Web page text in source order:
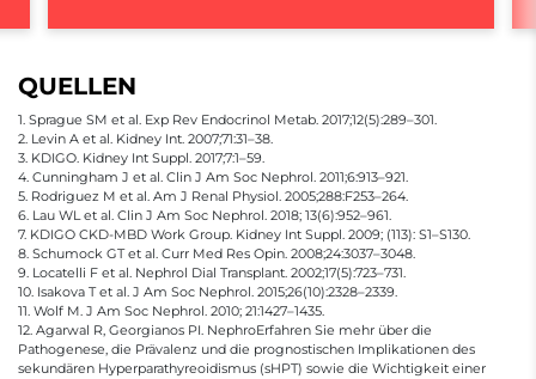
QUELLEN
1. Sprague SM et al. Exp Rev Endocrinol Metab. 2017;12(5):289–301.
2. Levin A et al. Kidney Int. 2007;71:31–38.
3. KDIGO. Kidney Int Suppl. 2017;7:1–59.
4. Cunningham J et al. Clin J Am Soc Nephrol. 2011;6:913–921.
5. Rodriguez M et al. Am J Renal Physiol. 2005;288:F253–264.
6. Lau WL et al. Clin J Am Soc Nephrol. 2018; 13(6):952–961.
7. KDIGO CKD-MBD Work Group. Kidney Int Suppl. 2009; (113): S1–S130.
8. Schumock GT et al. Curr Med Res Opin. 2008;24:3037–3048.
9. Locatelli F et al. Nephrol Dial Transplant. 2002;17(5):723–731.
10. Isakova T et al. J Am Soc Nephrol. 2015;26(10):2328–2339.
11. Wolf M. J Am Soc Nephrol. 2010; 21:1427–1435.
12. Agarwal R, Georgianos PI. NephroErfahren Sie mehr über die
Pathogenese, die Prävalenz und die prognostischen Implikationen des
sekundären Hyperparathyreoidismus (sHPT) sowie die Wichtigkeit einer